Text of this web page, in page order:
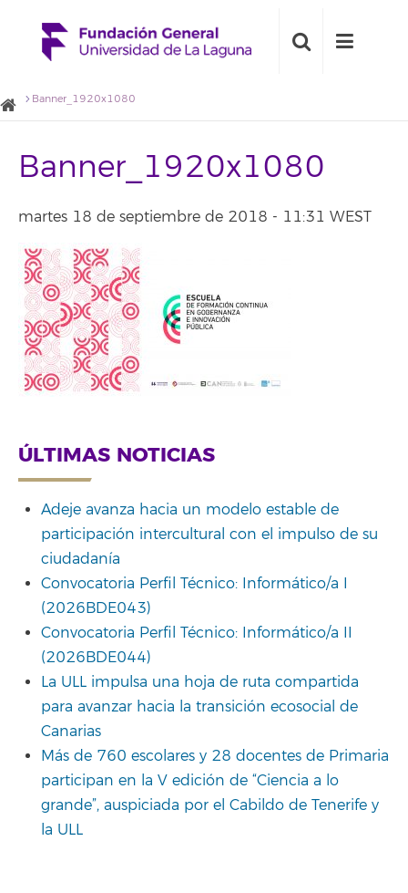
Banner_1920x1080
Banner_1920x1080
martes 18 de septiembre de 2018 - 11:31 WEST
ÚLTIMAS NOTICIAS
Adeje avanza hacia un modelo estable de
participación intercultural con el impulso de su
ciudadanía
Convocatoria Perfil Técnico: Informático/a I
(2026BDE043)
Convocatoria Perfil Técnico: Informático/a II
(2026BDE044)
La ULL impulsa una hoja de ruta compartida
para avanzar hacia la transición ecosocial de
Canarias
Más de 760 escolares y 28 docentes de Primaria
participan en la V edición de “Ciencia a lo
grande”, auspiciada por el Cabildo de Tenerife y
la ULL